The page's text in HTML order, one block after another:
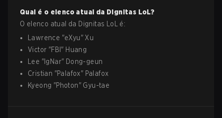
Qual é o elenco atual da Dignitas LoL?
O elenco atual da Dignitas LoL
é:
Lawrence "eXyu" Xu
Victor "FBI " Huang
Lee " IgNar" Dong-geun
Cristian "Palafox" Palafox
Kyeong "Photon" Gyu-tae